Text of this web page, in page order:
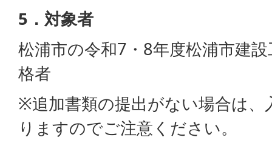
5．対象者
松浦市の令和7・8年度松浦市建
格者
※追加書類の提出がない場合は
りますのでご注意ください。